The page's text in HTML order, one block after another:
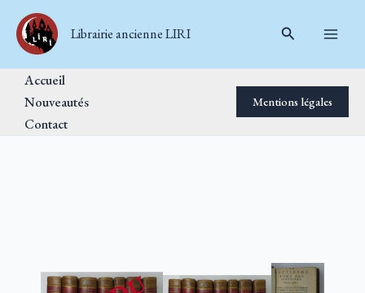
contenu
Librairie ancienne LIRI Rechercher
Accueil
Nouveautés
Contact
Mentions légales